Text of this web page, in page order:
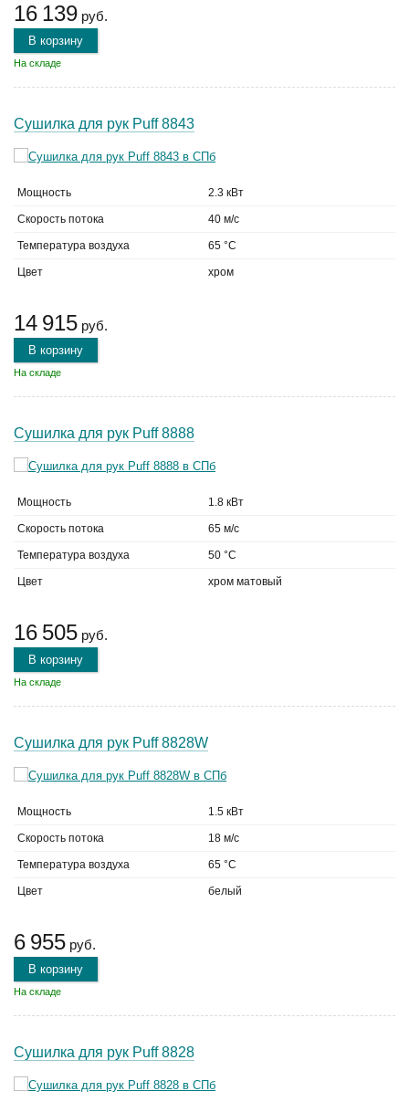
16 139 руб.
В корзину
На складе
Сушилка для рук Puff 8843
Мощность 2.3 кВт
Скорость потока 40 м/с
Температура воздуха 65 °C
Цвет хром
14 915 руб.
В корзину
На складе
Сушилка для рук Puff 8888
Мощность 1.8 кВт
Скорость потока 65 м/с
Температура воздуха 50 °C
Цвет хром матовый
16 505 руб.
В корзину
На складе
Сушилка для рук Puff 8828W
Мощность 1.5 кВт
Скорость потока 18 м/с
Температура воздуха 65 °C
Цвет белый
6 955 руб.
В корзину
На складе
Сушилка для рук Puff 8828